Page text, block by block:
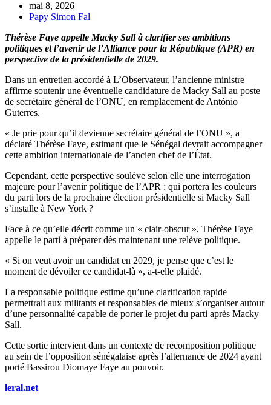
mai 8, 2026
Papy Simon Fal
Thérèse Faye appelle Macky Sall à clarifier ses ambitions
politiques et l’avenir de l’Alliance pour la République (APR) en
perspective de la présidentielle de 2029.
Dans un entretien accordé à L’Observateur, l’ancienne ministre
affirme soutenir une éventuelle candidature de Macky Sall au poste
de secrétaire général de l’ONU, en remplacement de António
Guterres.
« Je prie pour qu’il devienne secrétaire général de l’ONU », a
déclaré Thérèse Faye, estimant que le Sénégal devrait accompagner
cette ambition internationale de l’ancien chef de l’État.
Cependant, cette perspective soulève selon elle une interrogation
majeure pour l’avenir politique de l’APR : qui portera les couleurs
du parti lors de la prochaine élection présidentielle si Macky Sall
s’installe à New York ?
Face à ce qu’elle décrit comme un « clair-obscur », Thérèse Faye
appelle le parti à préparer dès maintenant une relève politique.
« Si on veut avoir un candidat en 2029, je pense que c’est le
moment de dévoiler ce candidat-là », a-t-elle plaidé.
La responsable politique estime qu’une clarification rapide
permettrait aux militants et responsables de mieux s’organiser autour
d’une personnalité capable de porter le projet du parti après Macky
Sall.
Cette sortie intervient dans un contexte de recomposition politique
au sein de l’opposition sénégalaise après l’alternance de 2024 ayant
porté Bassirou Diomaye Faye au pouvoir.
leral.net